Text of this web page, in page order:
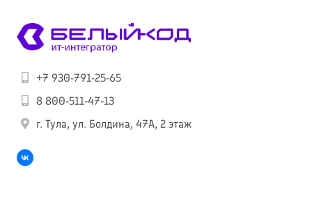
+7 930-791-25-65
8 800-511-47-13
г. Тула, ул. Болдина, 47А, 2 этаж